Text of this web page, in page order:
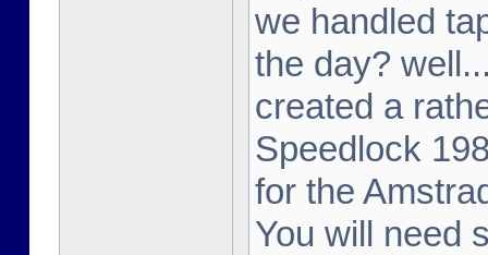
we handled
the day?
created a
Speedlock
for the
You will need